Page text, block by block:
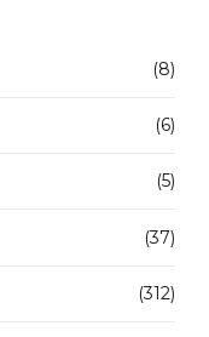
(8)
(6)
(5)
(37)
(312)